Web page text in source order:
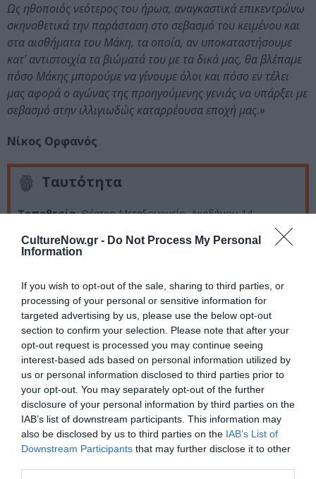
CultureNow.gr - Do Not Process My Personal
Information
If you wish to opt-out of the sale, sharing to third parties, or
processing of your personal or sensitive information for
targeted advertising by us, please use the below opt-out
section to confirm your selection. Please note that after your
opt-out request is processed you may continue seeing
interest-based ads based on personal information utilized by
us or personal information disclosed to third parties prior to
your opt-out. You may separately opt-out of the further
disclosure of your personal information by third parties on the
IAB’s list of downstream participants. This information may
also be disclosed by us to third parties on the IAB’s List of
Downstream Participants that may further disclose it to other
Ως ηθοποιός νεότερος του ήρωα, αναγκαστικά επικεντρώνω
σκηνοθετικά την παράσταση στο σεβασμό του κειμένου και
στα αισθήματα του Μάκη, τα οποία, αν υποκαταστήσουμε
κατ’ αντιστοιχία τα βιώματά του με τα δικά μας, θα βλέπαμε
πόσο Μάκης μπορούμε να γίνουμε όλοι και πόσο εν τέλει
μας αφορά ο αγώνας της προηγούμενης γενιάς να υπάρξει με
σεβασμό στην ιλλιγιωδώς καταρρέουσα εποχή μας.»
Νίκος Ορφανός
Ταυτότητα
Τοποθεσία: Θέατρο Μεταξουργείο, Ακαδήμου 14,
Οκτωβρίου 2015Έως31 Ιανουαρίου 2016Κάθε Σάββατο στις
21:00 και Κυριακή στις 19:00
Τηλ.: 210-5234382
Ακολουθήστε το Culturenow.gr στοGoogle News
μάθετε πρώτοι όλες τις ειδήσεις
Δείτε όλα τατελευταία νέαγια την Τέχνη και τον
Πολιτισμό στοCulturenow.gr
Νέοι Διαγωνισμοί❯